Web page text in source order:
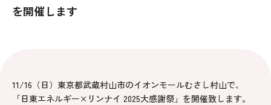
を開催します
11/16（日）東京都武蔵村山市のイオンモールむさし村山で、
「日東エネルギー×リンナイ 2025大感謝祭」を開催致します。